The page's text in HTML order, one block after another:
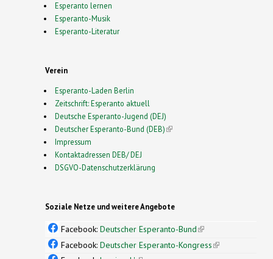
Esperanto lernen
Esperanto-Musik
Esperanto-Literatur
Verein
Esperanto-Laden Berlin
Zeitschrift: Esperanto aktuell
Deutsche Esperanto-Jugend (DEJ)
Deutscher Esperanto-Bund (DEB)(link is external)
Impressum
Kontaktadressen DEB/ DEJ
DSGVO-Datenschutzerklärung
Soziale Netze und weitere Angebote
Facebook: Deutscher Esperanto-Bund(link is
external)
Facebook: Deutscher Esperanto-Kongress(link is